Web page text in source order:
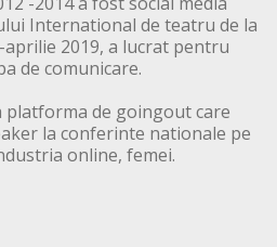
International de teatru de la
2019, a lucrat pentru
de comunicare.
de goingout care
la conferinte nationale pe
online, femei.